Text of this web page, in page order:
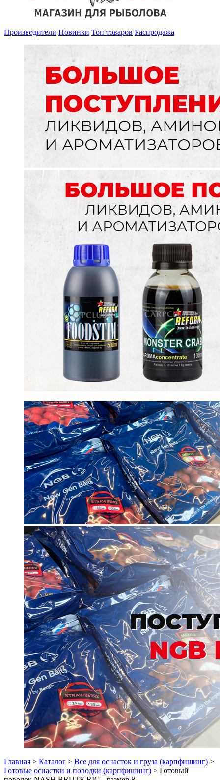
Производители Новинки Топ товаров Распродажа
Главная > Каталог > Все для оснасток и груза (карпфишинг) >
Готовые оснастки и поводки (карпфишинг) > Готовый